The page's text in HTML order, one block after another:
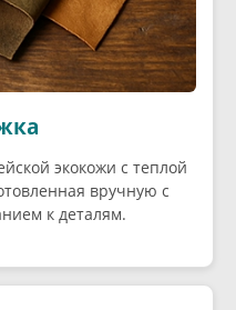
экокожи с теплой
вручную с
к деталям.